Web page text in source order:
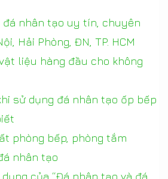
nhân tạo uy tín, chuyên
Hải Phòng, ĐN, TP. HCM
liệu hàng đầu cho không
sử dụng đá nhân tạo ốp bếp
phòng bếp, phòng tắm
nhân tạo
của “Đá nhân tạo và đá